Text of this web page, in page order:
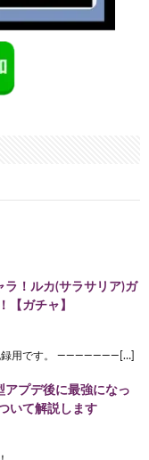
ラ！ルカ(サラサリア)ガ
【ガチャ】
録用です。 ———————[…]
アプデ後に最強になっ
いて解説します